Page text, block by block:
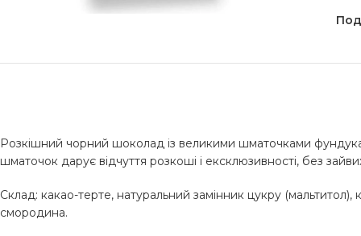
Розкішний чорний шоколад із великими шматочками
шматочок дарує відчуття розкоші і ексклюзивності, без
Склад: какао-терте, натуральний замінник цукру (мальтитол),
смородина.